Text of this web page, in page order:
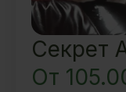
Секрет
От